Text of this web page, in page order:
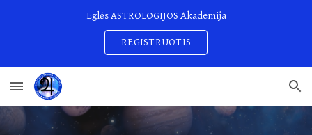
Eglės ASTROLOGIJOS Akademija
REGISTRUOTIS